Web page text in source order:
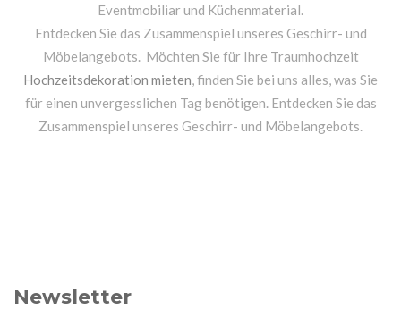
Eventmobiliar und Küchenmaterial.
Entdecken Sie das Zusammenspiel unseres Geschirr- und
Möbelangebots. Möchten Sie für Ihre Traumhochzeit
Hochzeitsdekoration mieten, finden Sie bei uns alles, was Sie
für einen unvergesslichen Tag benötigen. Entdecken Sie das
Zusammenspiel unseres Geschirr- und Möbelangebots.
Newsletter